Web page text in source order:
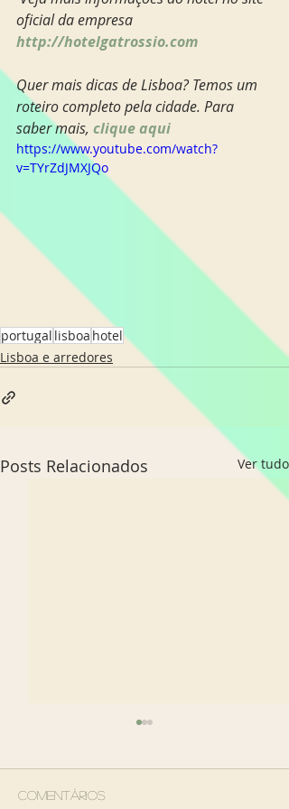
oficial da empresa
http://hotelgatrossio.com
Quer mais dicas de Lisboa? Temos um
roteiro completo pela cidade. Para
saber mais, clique aqui
https://www.youtube.com/watch?
v=TYrZdJMXJQo
portugal lisboa hotel
Lisboa e arredores
Posts Relacionados Ver tudo
Comentários